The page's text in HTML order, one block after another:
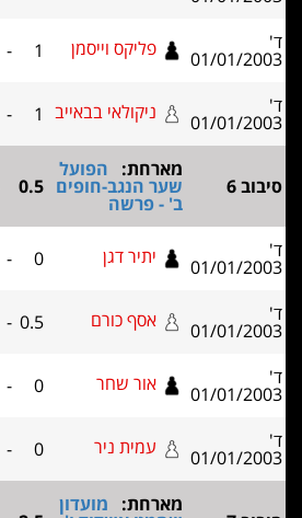
01/01/ פליקס וייסמן 1
0
01/01/ ניקולאי בבאייב 1
0
6
מארחת:הפועל
שער הנגב-חופים
ב' - פרשה
0.5
3.5
01/01/ יתיר דגן 1
01/01/ אסף כורם 0.5
01/01/ אור שחר 1
01/01/ עמית ניר 1
מארחת:מועדון